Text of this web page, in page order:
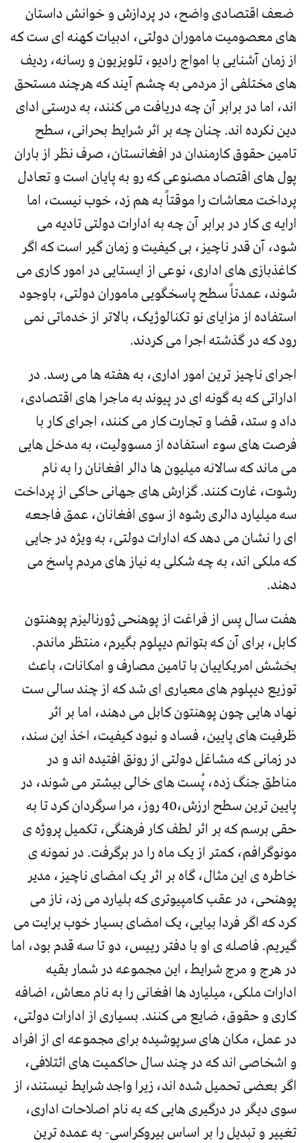
ضعف اقتصادی واضح، در پردازش و خوانش داستان
های معصومیت ماموران دولتی، ادبیات کهنه ای ست که
از زمان آشنایی با امواج رادیو، تلویزیون و رسانه، ردیف
های مختلفی از مردمی به چشم آیند که هرچند مستحق
اند، اما در برابر آن چه دریافت می کنند، به درستی ادای
دین نکرده اند. چنان چه بر اثر شرایط بحرانی، سطح
تامین حقوق کارمندان در افغانستان، صرف نظر از باران
پول های اقتصاد مصنوعی که رو به پایان است و تعادل
پرداخت معاشات را موقتاً به هم زد، خوب نیست، اما
ارایه ی کار در برابر آن چه به ادارات دولتی تادیه می
شود، آن قدر ناچیز، بی کیفیت و زمان گیر است که اگر
کاغذبازی های اداری، نوعی از ایستایی در امور کاری می
شوند، عمدتاً سطح پاسخگویی ماموران دولتی، باوجود
استفاده از مزایای نو تکنالوژیک، بالاتر از خدماتی نمی
رود که در گذشته اجرا می کردند.
اجرای ناچیز ترین امور اداری، به هفته ها می رسد. در
اداراتی که به گونه ای در پیوند به ماجرا های اقتصادی،
داد و ستد، قضا و تجارت کار می کنند، اجرای کار با
فرصت های سوء استفاده از مسوولیت، به مدخل هایی
می ماند که سالانه میلیون ها دالر افغانان را به نام
رشوت، غارت کنند. گزارش های جهانی حاکی از پرداخت
سه میلیارد دالری رشوه از سوی افغانان، عمق فاجعه
ای را نشان می دهد که ادارات دولتی، به ویژه در جایی
که ملکی اند، به چه شکلی به نیاز های مردم پاسخ می
دهند.
هفت سال پس از فراغت از پوهنحی ژورنالیزم پوهنتون
کابل، برای آن که بتوانم دیپلوم بگیرم، منتظر ماندم.
بخشش امریکاییان با تامین مصارف و امکانات، باعث
توزیع دیپلوم های معیاری ای شد که از چند سالی ست
نهاد هایی چون پوهنتون کابل می دهند، اما بر اثر
ظرفیت های پایین، فساد و نبود کیفیت، اخذ این سند،
در زمانی که مشاغل دولتی از رونق افتیده اند و در
مناطق جنگ زده، پُست های خالی بیشتر می شوند، در
پایین ترین سطح ارزش،40 روز، مرا سرگردان کرد تا به
حقی برسم که بر اثر لطف کار فرهنگی، تکمیل پروژه ی
مونوگرافم، کمتر از یک ماه را در برگرفت. در نمونه ی
خاطره ی این مثال، گاه بر اثر یک امضای ناچیز، مدیر
پوهنحی، در عقب کامپیوتری که بلیارد می زد، ناز می
کرد که اگر فردا بیایی، یک امضای بسیار خوب برایت می
گیریم. فاصله ی او با دفتر رییس، دو تا سه قدم بود، اما
در هرج و مرج شرایط، این مجموعه در شمار بقیه
ادارات ملکی، میلیارد ها افغانی را به نام معاش، اضافه
کاری و حقوق، ضایع می کنند. بسیاری از ادارات دولتی،
در عمل، مکان های سرپوشیده برای مجموعه ای از افراد
و اشخاصی اند که در چند سال حاکمیت های ائتلافی،
اگر بعضی تحمیل شده اند، زیرا واجد شرایط نیستند، از
سوی دیگر در درگیری هایی که به نام اصلاحات اداری،
تغییر و تبدیل را بر اساس بیروکراسی- به عمده ترین